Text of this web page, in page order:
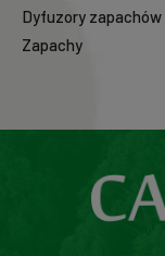
Dyfuzory zapachów
Zapachy